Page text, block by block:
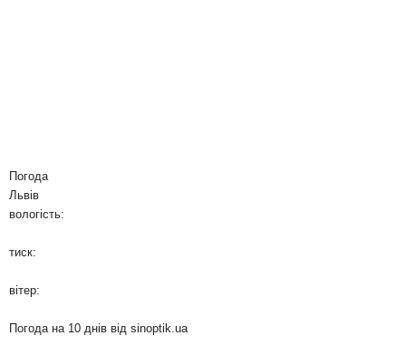
Погода
Львів
вологість:
тиск:
вітер:
Погода на 10 днів від sinoptik.ua